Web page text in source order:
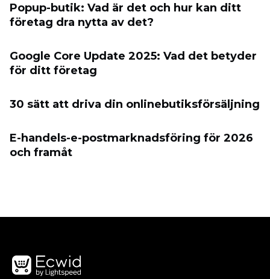
Popup-butik: Vad är det och hur kan ditt
företag dra nytta av det?
Google Core Update 2025: Vad det betyder
för ditt företag
30 sätt att driva din onlinebutiksförsäljning
E-handels-e-postmarknadsföring för 2026
och framåt